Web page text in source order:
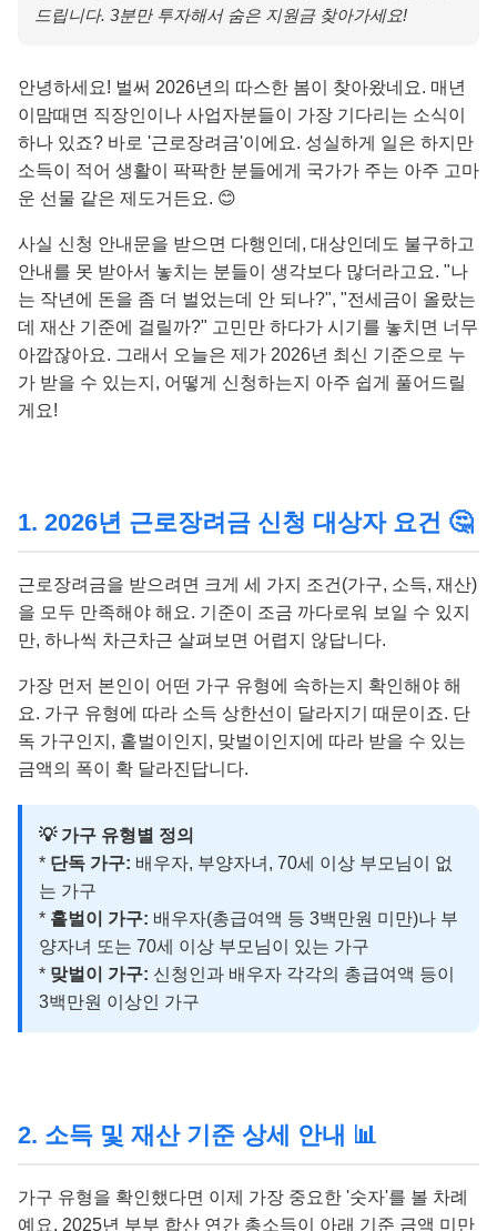
드립니다. 3분만 투자해서 숨은 지원금 찾아가세요!
안녕하세요! 벌써 2026년의 따스한 봄이 찾아왔네요. 매년
이맘때면 직장인이나 사업자분들이 가장 기다리는 소식이
하나 있죠? 바로 '근로장려금'이에요. 성실하게 일은 하지만
소득이 적어 생활이 팍팍한 분들에게 국가가 주는 아주 고마
운 선물 같은 제도거든요. 😊
사실 신청 안내문을 받으면 다행인데, 대상인데도 불구하고
안내를 못 받아서 놓치는 분들이 생각보다 많더라고요. "나
는 작년에 돈을 좀 더 벌었는데 안 되나?", "전세금이 올랐는
데 재산 기준에 걸릴까?" 고민만 하다가 시기를 놓치면 너무
아깝잖아요. 그래서 오늘은 제가 2026년 최신 기준으로 누
가 받을 수 있는지, 어떻게 신청하는지 아주 쉽게 풀어드릴
게요!
1. 2026년 근로장려금 신청 대상자 요건 🤔
근로장려금을 받으려면 크게 세 가지 조건(가구, 소득, 재산)
을 모두 만족해야 해요. 기준이 조금 까다로워 보일 수 있지
만, 하나씩 차근차근 살펴보면 어렵지 않답니다.
가장 먼저 본인이 어떤 가구 유형에 속하는지 확인해야 해
요. 가구 유형에 따라 소득 상한선이 달라지기 때문이죠. 단
독 가구인지, 홑벌이인지, 맞벌이인지에 따라 받을 수 있는
금액의 폭이 확 달라진답니다.
💡 가구 유형별 정의
* 단독 가구: 배우자, 부양자녀, 70세 이상 부모님이 없
는 가구
* 홑벌이 가구: 배우자(총급여액 등 3백만원 미만)나 부
양자녀 또는 70세 이상 부모님이 있는 가구
* 맞벌이 가구: 신청인과 배우자 각각의 총급여액 등이
3백만원 이상인 가구
2. 소득 및 재산 기준 상세 안내 📊
가구 유형을 확인했다면 이제 가장 중요한 '숫자'를 볼 차례
예요. 2025년 부부 합산 연간 총소득이 아래 기준 금액 미만